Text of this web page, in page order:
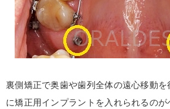
裏側矯正で奥歯や歯列全体の遠心移動
に矯正用インプラントを入れられるの